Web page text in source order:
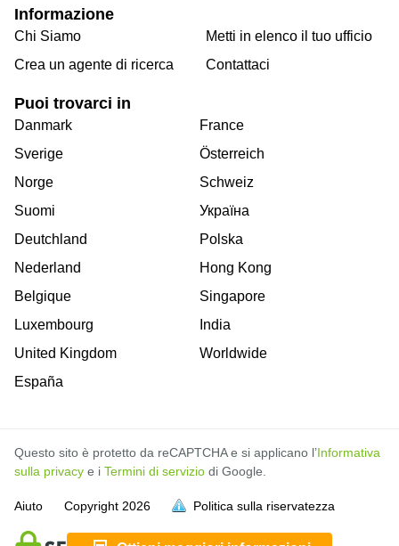
sia piena
Informazione
Chi Siamo
Crea un agente di ricerca
Metti in elenco il tuo ufficio
Contattaci
Puoi trovarci in
Danmark
Sverige
Norge
Suomi
Deutchland
Nederland
Belgique
Luxembourg
United Kingdom
España
France
Österreich
Schweiz
Україна
Polska
Hong Kong
Singapore
India
Worldwide
Questo sito è protetto da reCAPTCHA e si applicano l’Informativa
sulla privacy e i Termini di servizio di Google.
Aiuto Copyright 2026 Politica sulla riservatezza